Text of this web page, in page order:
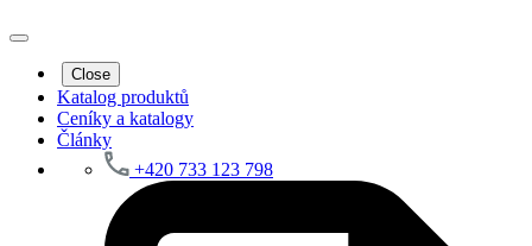
Close
Katalog produktů
Ceníky a katalogy
Články
+420 733 123 798